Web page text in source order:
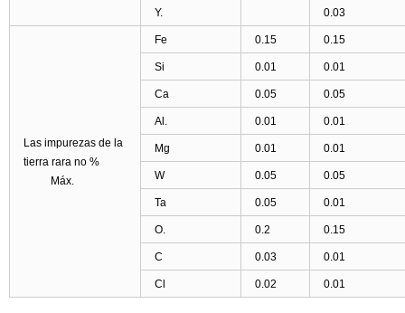
Y. 0.03
Las impurezas de la
tierra rara no %
Máx.
Fe 0.15 0.15
Si 0.01 0.01
Ca 0.05 0.05
Al. 0.01 0.01
Mg 0.01 0.01
W 0.05 0.05
Ta 0.05 0.01
O. 0.2 0.15
C 0.03 0.01
Cl 0.02 0.01